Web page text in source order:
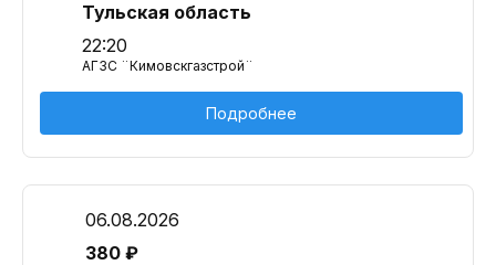
Тульская область
22:20
АГЗС ¨Кимовскгазстрой¨
Подробнее
06.08.2026
380 ₽